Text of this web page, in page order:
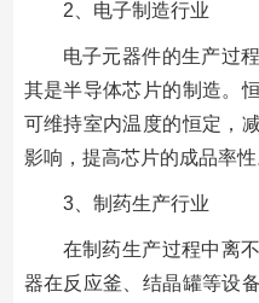
2、电子制造行业
电子元器件的生产过
其是半导体芯片的制造。
可维持室内温度的恒定，
影响，提高芯片的成品率性
3、制药生产行业
在制药生产过程中离
器在反应釜、结晶罐等设